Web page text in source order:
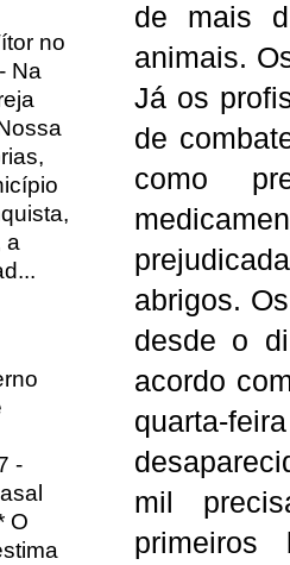
de mais
animais.
Já os
de
como
abrigos.
desde o
acordo
quarta-
mil
no
- Na
a
-
O